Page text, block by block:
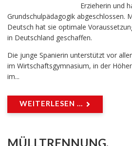
Erzieherin und
Grundschulpädagogik abgeschlossen.
Deutsch hat sie optimale
in Deutschland geschaffen.
Die junge Spanierin unterstützt vor
im Wirtschaftsgymnasium, in der
im...
WEITERLESEN ...
MÜLLTRENNUNG,